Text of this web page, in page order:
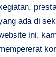
ada di
ini,